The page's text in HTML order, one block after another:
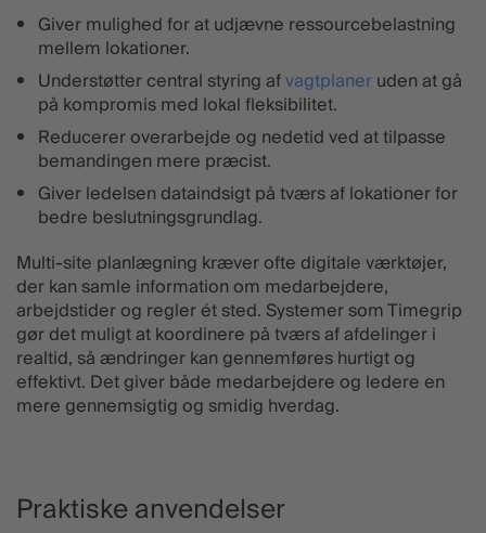
Giver mulighed for at udjævne ressourcebelastning
mellem lokationer.
Understøtter central styring afvagtplaneruden at gå
på kompromis med lokal fleksibilitet.
Reducerer overarbejde og nedetid ved at tilpasse
bemandingen mere præcist.
Giver ledelsen dataindsigt på tværs af lokationer for
bedre beslutningsgrundlag.
Multi-site planlægning kræver ofte digitale værktøjer,
der kan samle information om medarbejdere,
arbejdstider og regler ét sted. Systemer som Timegrip
gør det muligt at koordinere på tværs af afdelinger i
realtid, så ændringer kan gennemføres hurtigt og
effektivt. Det giver både medarbejdere og ledere en
mere gennemsigtig og smidig hverdag.
Praktiske anvendelser